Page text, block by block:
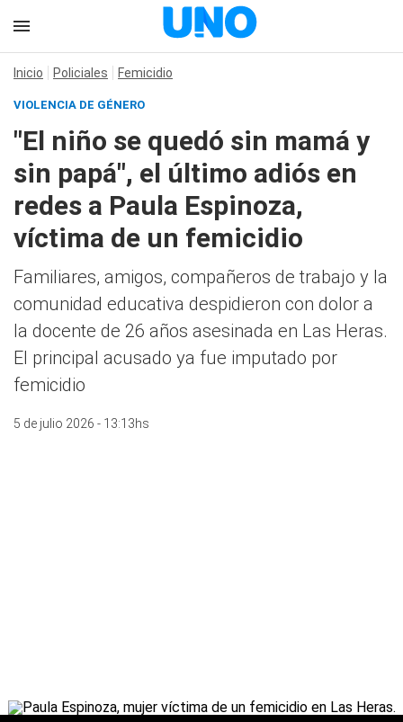
Inicio Policiales Femicidio
VIOLENCIA DE GÉNERO
"El niño se quedó sin mamá y
sin papá", el último adiós en
redes a Paula Espinoza,
víctima de un femicidio
Familiares, amigos, compañeros de trabajo y la
comunidad educativa despidieron con dolor a
la docente de 26 años asesinada en Las Heras.
El principal acusado ya fue imputado por
femicidio
5 de julio 2026 - 13:13hs